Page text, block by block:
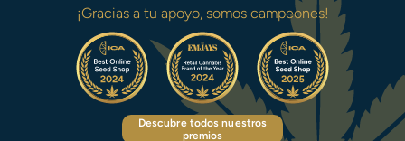
¡Gracias a tu apoyo, somos campeones!
Descubre todos nuestros
premios